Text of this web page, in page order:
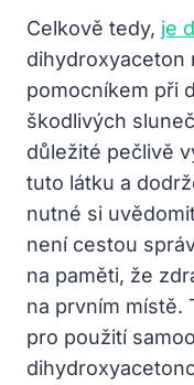
Celkově tedy, je
dihydroxyaceton
pomocníkem při
škodlivých
důležité pečlivě
tuto látku a
nutné si
není cestou
na paměti, že
na prvním místě.
pro použití